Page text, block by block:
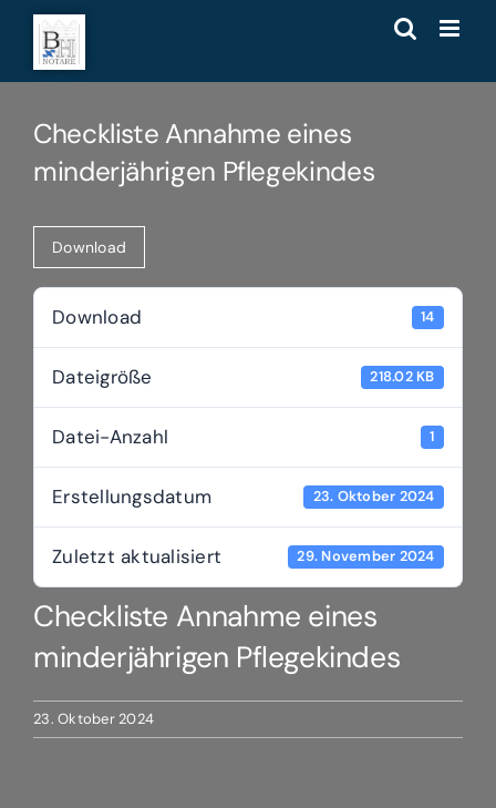
Zum
Inhalt
springen
Checkliste Annahme eines
minderjährigen Pflegekindes
Download
Download 14
Dateigröße 218.02 KB
Datei-Anzahl 1
Erstellungsdatum 23. Oktober 2024
Zuletzt aktualisiert 29. November 2024
Checkliste Annahme eines
minderjährigen Pflegekindes
23. Oktober 2024